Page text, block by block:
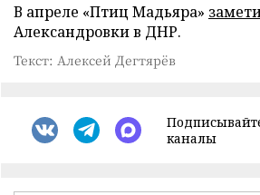
В апреле «Птиц Мадьяра»
Александровки в ДНР.
Текст: Алексей Дегтярёв
каналы